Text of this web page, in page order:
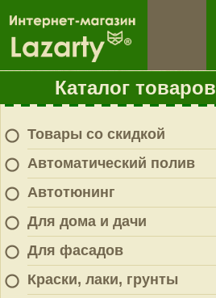
Каталог товаров
Товары со скидкой
Автоматический полив
Автотюнинг
Для дома и дачи
Для фасадов
Краски, лаки, грунты